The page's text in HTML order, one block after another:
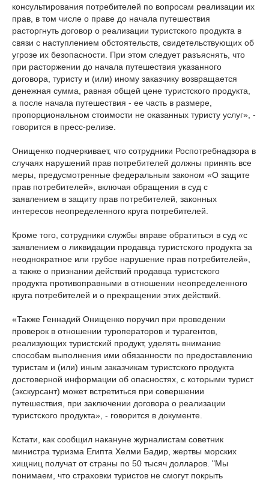
консультирования потребителей по вопросам реализации их
прав, в том числе о праве до начала путешествия
расторгнуть договор о реализации туристского продукта в
связи с наступлением обстоятельств, свидетельствующих об
угрозе их безопасности. При этом следует разъяснять, что
при расторжении до начала путешествия указанного
договора, туристу и (или) иному заказчику возвращается
денежная сумма, равная общей цене туристского продукта,
а после начала путешествия - ее часть в размере,
пропорциональном стоимости не оказанных туристу услуг», -
говорится в пресс-релизе.
Онищенко подчеркивает, что сотрудники Роспотребнадзора в
случаях нарушений прав потребителей должны принять все
меры, предусмотренные федеральным законом «О защите
прав потребителей», включая обращения в суд с
заявлением в защиту прав потребителей, законных
интересов неопределенного круга потребителей.
Кроме того, сотрудники службы вправе обратиться в суд «с
заявлением о ликвидации продавца туристского продукта за
неоднократное или грубое нарушение прав потребителей»,
а также о признании действий продавца туристского
продукта противоправными в отношении неопределенного
круга потребителей и о прекращении этих действий.
«Также Геннадий Онищенко поручил при проведении
проверок в отношении туроператоров и турагентов,
реализующих туристский продукт, уделять внимание
способам выполнения ими обязанности по предоставлению
туристам и (или) иным заказчикам туристского продукта
достоверной информации об опасностях, с которыми турист
(экскурсант) может встретиться при совершении
путешествия, при заключении договора о реализации
туристского продукта», - говорится в документе.
Кстати, как сообщил накануне журналистам советник
министра туризма Египта Хелми Бадир, жертвы морских
хищниц получат от страны по 50 тысяч долларов. "Мы
понимаем, что страховки туристов не смогут покрыть